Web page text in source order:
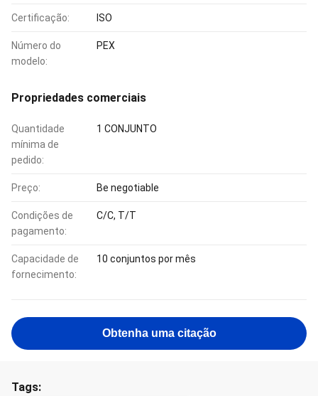
Certificação: ISO
Número do
modelo:
PEX
Propriedades comerciais
Quantidade
mínima de
pedido:
1 CONJUNTO
Preço: Be negotiable
Condições de
pagamento:
C/C, T/T
Capacidade de
fornecimento:
10 conjuntos por mês
Obtenha uma citação
Tags: